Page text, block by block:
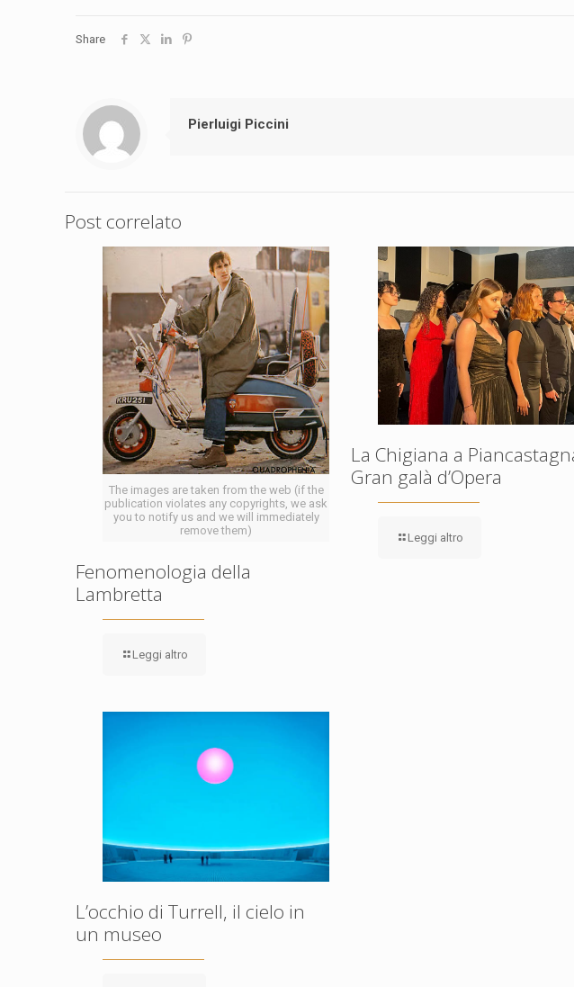
Share
Pierluigi Piccini
Post correlato
The images are taken from the web (if the
publication violates any copyrights, we ask
you to notify us and we will immediately
remove them)
Fenomenologia della
Lambretta
Leggi altro
La Chigiana a
Gran galà d’Opera
Leggi altro
L’occhio di Turrell, il cielo in
un museo